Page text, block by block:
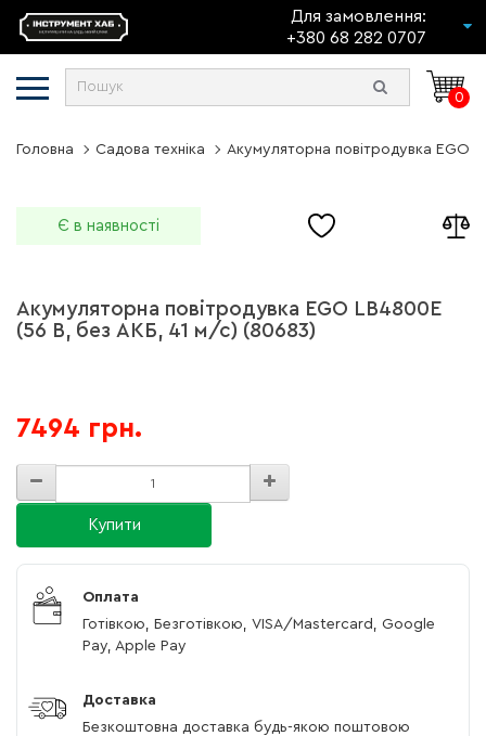
Для замовлення:
+380 68 282 0707
0
Головна Садова техніка Акумуляторна повітродувка EGO
Є в наявності
Акумуляторна повітродувка EGO LB4800E
(56 В, без АКБ, 41 м/с) (80683)
7494 грн.
Купити
Оплата
Готівкою, Безготівкою, VISA/Mastercard, Google
Pay, Apple Pay
Доставка
Безкоштовна доставка будь-якою поштовою